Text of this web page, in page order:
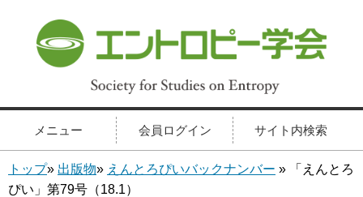
メニュー 会員ログイン サイト内検索
トップ» 出版物» えんとろぴいバックナンバー » 「えんとろ
ぴい」第79号（18.1）